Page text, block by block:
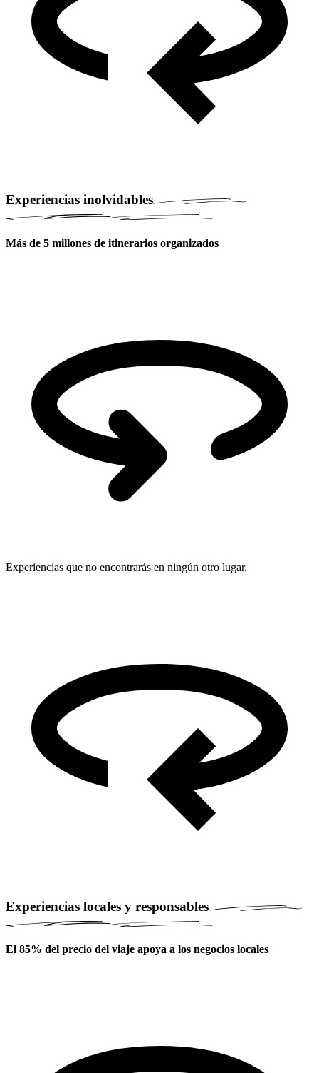
Experiencias inolvidables
Más de 5 millones de itinerarios organizados
Experiencias que no encontrarás en ningún otro lugar.
Experiencias locales y responsables
El 85% del precio del viaje apoya a los negocios locales